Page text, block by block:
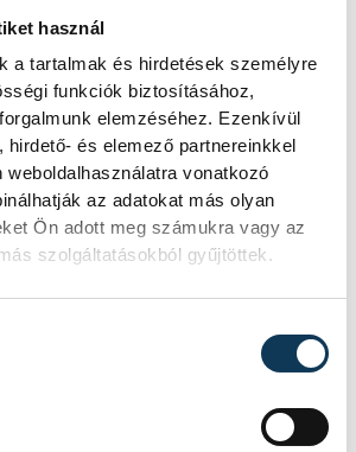
használ
a tartalmak és hirdetések személyre
funkciók biztosításához,
elemzéséhez. Ezenkívül
hirdető- és elemező partnereinkkel
weboldalhasználatra vonatkozó
az adatokat más olyan
Ön adott meg számukra vagy az
szolgáltatásokból gyűjtöttek.
esti,
kor kezdődő
Ligája-
a Sport1
közvetíti,
pedig